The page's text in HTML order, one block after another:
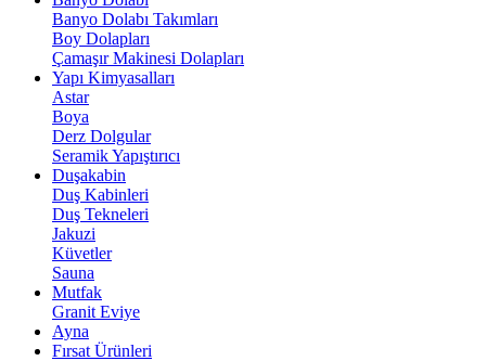
Banyo Dolabı Takımları
Boy Dolapları
Çamaşır Makinesi Dolapları
Yapı Kimyasalları
Astar
Boya
Derz Dolgular
Seramik Yapıştırıcı
Duşakabin
Duş Kabinleri
Duş Tekneleri
Jakuzi
Küvetler
Sauna
Mutfak
Granit Eviye
Ayna
Fırsat Ürünleri